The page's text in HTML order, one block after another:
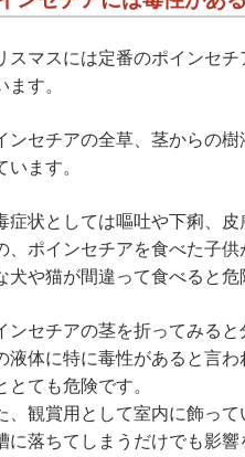
スマスには定番のポインセ
ます。
ンセチアの全草、茎からの
います。
症状としては嘔吐や下痢、
、ポインセチアを食べた子
犬や猫が間違って食べると危
ンセチアの茎を折ってみると
液体に特に毒性があると言
とても危険です。
、観賞用として室内に飾っ
に落ちてしまうだけでも影響